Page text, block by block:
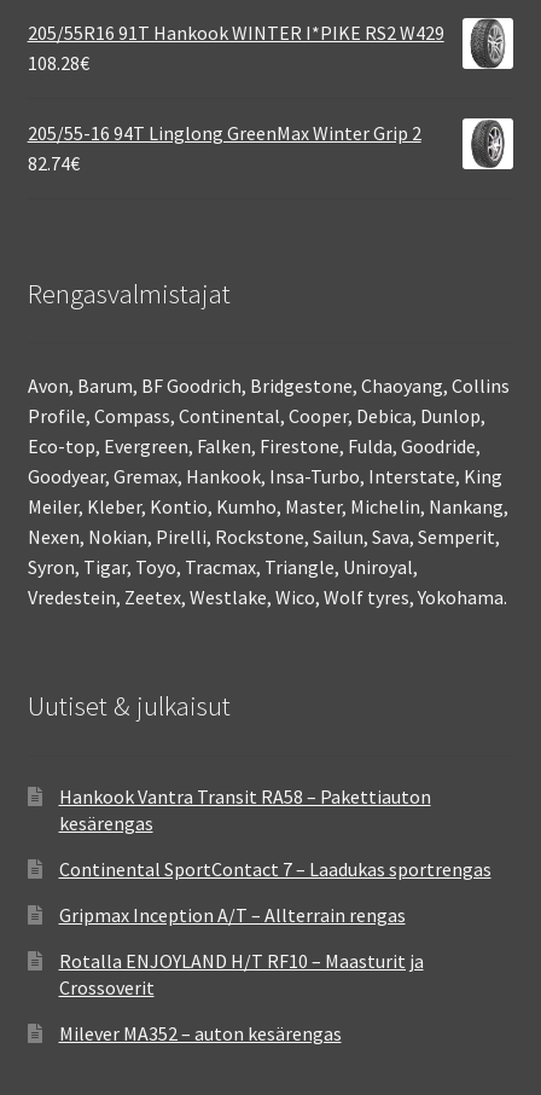
205/55R16 91T Hankook WINTER I*PIKE RS2 W429
108.28€
205/55-16 94T Linglong GreenMax Winter Grip 2
82.74€
Rengasvalmistajat
Avon, Barum, BF Goodrich, Bridgestone, Chaoyang, Collins
Profile, Compass, Continental, Cooper, Debica, Dunlop,
Eco-top, Evergreen, Falken, Firestone, Fulda, Goodride,
Goodyear, Gremax, Hankook, Insa-Turbo, Interstate, King
Meiler, Kleber, Kontio, Kumho, Master, Michelin, Nankang,
Nexen, Nokian, Pirelli, Rockstone, Sailun, Sava, Semperit,
Syron, Tigar, Toyo, Tracmax, Triangle, Uniroyal,
Vredestein, Zeetex, Westlake, Wico, Wolf tyres, Yokohama.
Uutiset & julkaisut
Hankook Vantra Transit RA58 – Pakettiauton
kesärengas
Continental SportContact 7 – Laadukas sportrengas
Gripmax Inception A/T – Allterrain rengas
Rotalla ENJOYLAND H/T RF10 – Maasturit ja
Crossoverit
Milever MA352 – auton kesärengas